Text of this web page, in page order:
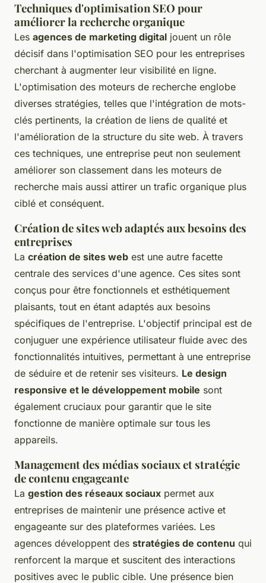
Techniques d'optimisation SEO pour
améliorer la recherche organique
Les agences de marketing digital jouent un rôle
décisif dans l'optimisation SEO pour les entreprises
cherchant à augmenter leur visibilité en ligne.
L'optimisation des moteurs de recherche englobe
diverses stratégies, telles que l'intégration de mots-
clés pertinents, la création de liens de qualité et
l'amélioration de la structure du site web. À travers
ces techniques, une entreprise peut non seulement
améliorer son classement dans les moteurs de
recherche mais aussi attirer un trafic organique plus
ciblé et conséquent.
Création de sites web adaptés aux besoins des
entreprises
La création de sites web est une autre facette
centrale des services d'une agence. Ces sites sont
conçus pour être fonctionnels et esthétiquement
plaisants, tout en étant adaptés aux besoins
spécifiques de l'entreprise. L'objectif principal est de
conjuguer une expérience utilisateur fluide avec des
fonctionnalités intuitives, permettant à une entreprise
de séduire et de retenir ses visiteurs. Le design
responsive et le développement mobile sont
également cruciaux pour garantir que le site
fonctionne de manière optimale sur tous les
appareils.
Management des médias sociaux et stratégie
de contenu engageante
La gestion des réseaux sociaux permet aux
entreprises de maintenir une présence active et
engageante sur des plateformes variées. Les
agences développent des stratégies de contenu qui
renforcent la marque et suscitent des interactions
positives avec le public cible. Une présence bien